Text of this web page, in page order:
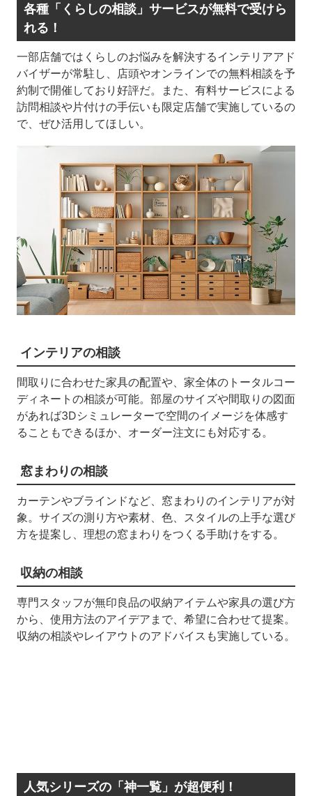
各種「くらしの相談」サービスが無料で受けら
れる！
一部店舗ではくらしのお悩みを解決するインテリアアド
バイザーが常駐し、店頭やオンラインでの無料相談を予
約制で開催しており好評だ。また、有料サービスによる
訪問相談や片付けの手伝いも限定店舗で実施しているの
で、ぜひ活用してほしい。
インテリアの相談
間取りに合わせた家具の配置や、家全体のトータルコー
ディネートの相談が可能。部屋のサイズや間取りの図面
があれば3Dシミュレーターで空間のイメージを体感す
ることもできるほか、オーダー注文にも対応する。
窓まわりの相談
カーテンやブラインドなど、窓まわりのインテリアが対
象。サイズの測り方や素材、色、スタイルの上手な選び
方を提案し、理想の窓まわりをつくる手助けをする。
収納の相談
専門スタッフが無印良品の収納アイテムや家具の選び方
から、使用方法のアイデアまで、希望に合わせて提案。
収納の相談やレイアウトのアドバイスも実施している。
人気シリーズの「神一覧」が超便利！